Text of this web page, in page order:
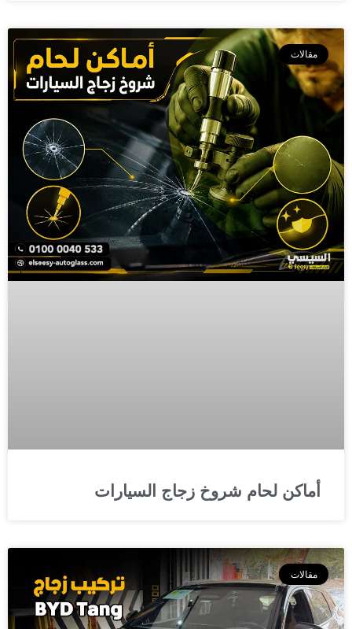
مقالات
أماكن لحام شروخ زجاج السيارات
مقالات